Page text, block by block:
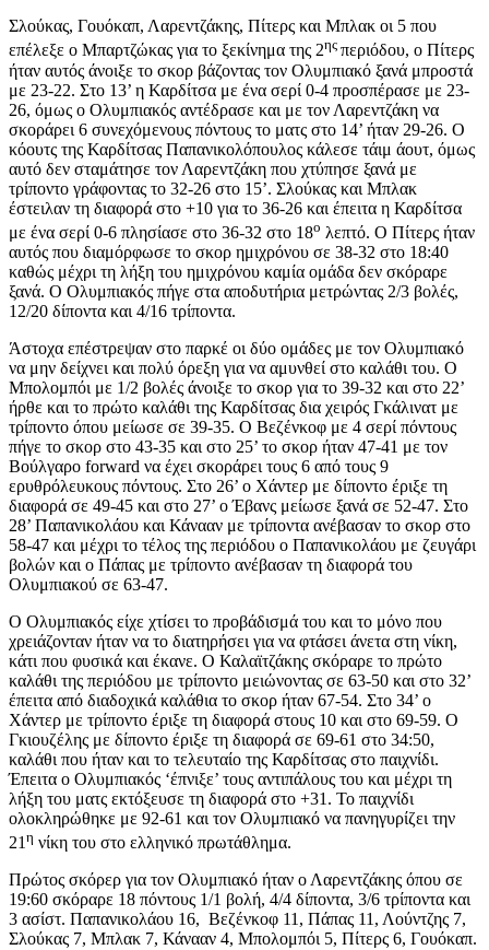
Σλούκας, Γουόκαπ, Λαρεντζάκης, Πίτερς και Μπλακ οι 5 που
επέλεξε ο Μπαρτζώκας για το ξεκίνημα της 2ης περιόδου, ο Πίτερς
ήταν αυτός άνοιξε το σκορ βάζοντας τον Ολυμπιακό ξανά μπροστά
με 23-22. Στο 13’ η Καρδίτσα με ένα σερί 0-4 προσπέρασε με 23-
26, όμως ο Ολυμπιακός αντέδρασε και με τον Λαρεντζάκη να
σκοράρει 6 συνεχόμενους πόντους το ματς στο 14’ ήταν 29-26. Ο
κόουτς της Καρδίτσας Παπανικολόπουλος κάλεσε τάιμ άουτ, όμως
αυτό δεν σταμάτησε τον Λαρεντζάκη που χτύπησε ξανά με
τρίποντο γράφοντας το 32-26 στο 15’. Σλούκας και Μπλακ
έστειλαν τη διαφορά στο +10 για το 36-26 και έπειτα η Καρδίτσα
με ένα σερί 0-6 πλησίασε στο 36-32 στο 18ο λεπτό. Ο Πίτερς ήταν
αυτός που διαμόρφωσε το σκορ ημιχρόνου σε 38-32 στο 18:40
καθώς μέχρι τη λήξη του ημιχρόνου καμία ομάδα δεν σκόραρε
ξανά. Ο Ολυμπιακός πήγε στα αποδυτήρια μετρώντας 2/3 βολές,
12/20 δίποντα και 4/16 τρίποντα.
Άστοχα επέστρεψαν στο παρκέ οι δύο ομάδες με τον Ολυμπιακό
να μην δείχνει και πολύ όρεξη για να αμυνθεί στο καλάθι του. Ο
Μπολομπόι με 1/2 βολές άνοιξε το σκορ για το 39-32 και στο 22’
ήρθε και το πρώτο καλάθι της Καρδίτσας δια χειρός Γκάλινατ με
τρίποντο όπου μείωσε σε 39-35. Ο Βεζένκοφ με 4 σερί πόντους
πήγε το σκορ στο 43-35 και στο 25’ το σκορ ήταν 47-41 με τον
Βούλγαρο forward να έχει σκοράρει τους 6 από τους 9
ερυθρόλευκους πόντους. Στο 26’ ο Χάντερ με δίποντο έριξε τη
διαφορά σε 49-45 και στο 27’ ο Έβανς μείωσε ξανά σε 52-47. Στο
28’ Παπανικολάου και Κάνααν με τρίποντα ανέβασαν το σκορ στο
58-47 και μέχρι το τέλος της περιόδου ο Παπανικολάου με ζευγάρι
βολών και ο Πάπας με τρίποντο ανέβασαν τη διαφορά του
Ολυμπιακού σε 63-47.
Ο Ολυμπιακός είχε χτίσει το προβάδισμά του και το μόνο που
χρειάζονταν ήταν να το διατηρήσει για να φτάσει άνετα στη νίκη,
κάτι που φυσικά και έκανε. Ο Καλαϊτζάκης σκόραρε το πρώτο
καλάθι της περιόδου με τρίποντο μειώνοντας σε 63-50 και στο 32’
έπειτα από διαδοχικά καλάθια το σκορ ήταν 67-54. Στο 34’ ο
Χάντερ με τρίποντο έριξε τη διαφορά στους 10 και στο 69-59. Ο
Γκιουζέλης με δίποντο έριξε τη διαφορά σε 69-61 στο 34:50,
καλάθι που ήταν και το τελευταίο της Καρδίτσας στο παιχνίδι.
Έπειτα ο Ολυμπιακός ‘έπνιξε’ τους αντιπάλους του και μέχρι τη
λήξη του ματς εκτόξευσε τη διαφορά στο +31. Το παιχνίδι
ολοκληρώθηκε με 92-61 και τον Ολυμπιακό να πανηγυρίζει την
21 η νίκη του στο ελληνικό πρωτάθλημα.
Πρώτος σκόρερ για τον Ολυμπιακό ήταν ο Λαρεντζάκης όπου σε
19:60 σκόραρε 18 πόντους 1/1 βολή, 4/4 δίποντα, 3/6 τρίποντα και
3 ασίστ. Παπανικολάου 16, Βεζένκοφ 11, Πάπας 11, Λούντζης 7,
Σλούκας 7, Μπλακ 7, Κάνααν 4, Μπολομπόι 5, Πίτερς 6, Γουόκαπ.